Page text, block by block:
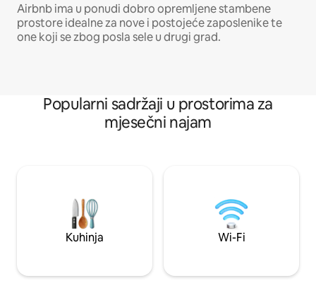
Airbnb ima u ponudi dobro opremljene stambene
prostore idealne za nove i postojeće zaposlenike te
one koji se zbog posla sele u drugi grad.
Popularni sadržaji u prostorima za
mjesečni najam
Kuhinja Wi-Fi